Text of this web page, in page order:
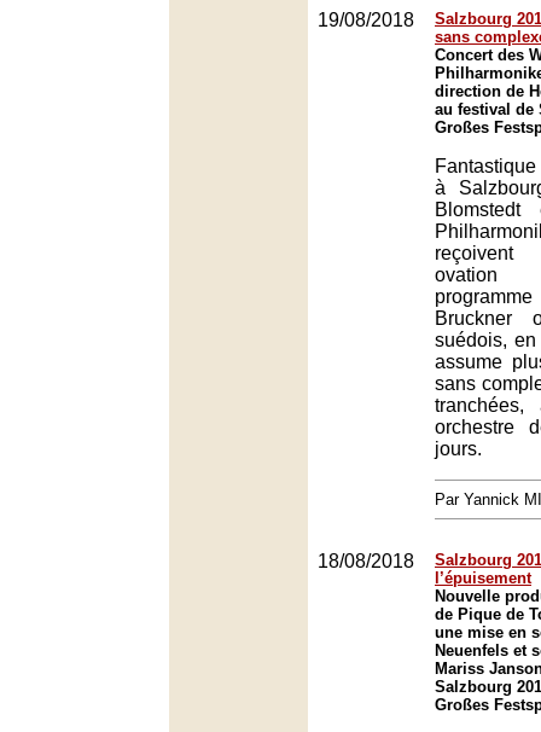
19/08/2018
Salzbourg
sans
Concert des
direction de
au festival de
Großes
à
reçoivent
Bruckner
suédois,
assume
sans
orchestre
jours.
Par Yannick
18/08/2018
Salzbourg
l’épuisement
Nouvelle
de Pique de
une mise en
Neuenfels et
Mariss
Salzbourg
Großes